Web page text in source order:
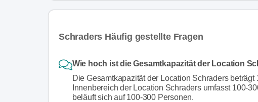
Schraders Häufig gestellte Fragen
Wie hoch ist die Gesamtkapazität der Location
Die Gesamtkapazität der Location Schraders
Innenbereich der Location Schraders umfasst 100-
beläuft sich auf 100-300 Personen.